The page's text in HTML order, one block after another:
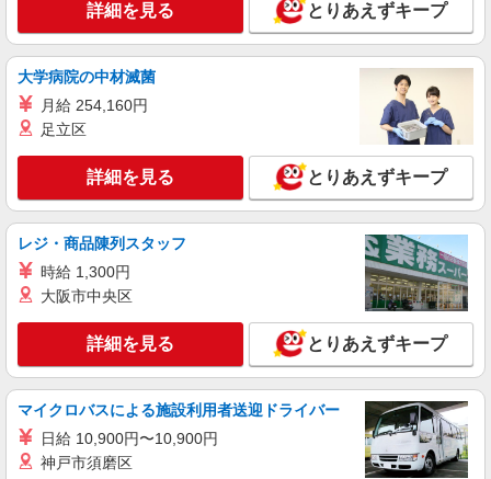
キープ 詳細を見る
アルバイト パート
ファミリー食堂 山田うどん食堂 本店（店舗番号001）
NEW
5:15〜9:00／時給1300円 9:00〜22:00／時給
1200円 22:00〜／時給1500円 日・祝日は時給50円
アップ！（9時〜22時）
ファミリー食堂 山田うどん食堂 本店 （埼
玉県所沢市上安松1032）
キープ 詳細を見る
コンパスグループ・ジャパン株式会社 39701_f
NEW
調理師【正社員】
月給27万円〜32万円 試用期間中 月給27万円〜
32万円(試用期間3ヶ月) 残業が発生した場合、残業
代を1分単位で別途支給します。 ※給与は経験や
所沢やすらぎの里 （埼玉県所沢市東狭山ヶ丘
詳細を見る とりあえずキープ
大学病院の中材滅菌
月給 254,160円
足立区
詳細を見る とりあえずキープ
レジ・商品陳列スタッフ
時給 1,300円
大阪市中央区
詳細を見る とりあえずキープ
マイクロバスによる施設利用者送迎ドライバー
日給 10,900円〜10,900円
神戸市須磨区